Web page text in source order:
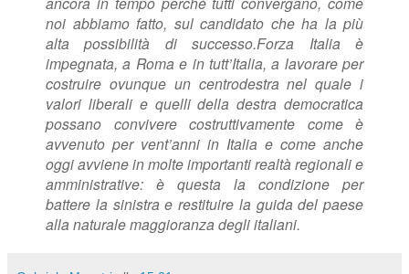
noi abbiamo fatto, sul candidato che ha la più
alta possibilità di successo.Forza Italia è
impegnata, a Roma e in tutt’Italia, a lavorare per
costruire ovunque un centrodestra nel quale i
valori liberali e quelli della destra democratica
possano convivere costruttivamente come è
avvenuto per vent’anni in Italia e come anche
oggi avviene in molte importanti realtà regionali e
amministrative: è questa la condizione per
battere la sinistra e restituire la guida del paese
alla naturale maggioranza degli italiani.